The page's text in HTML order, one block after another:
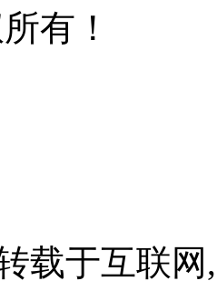
有！
载于互联